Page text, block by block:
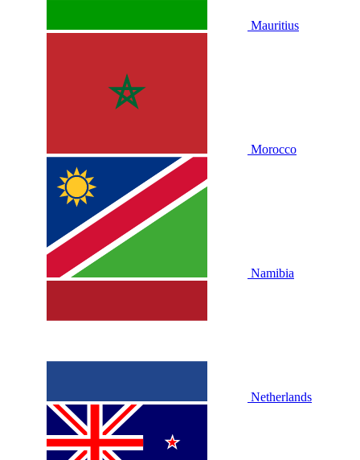
Mauritius
Morocco
Namibia
Netherlands